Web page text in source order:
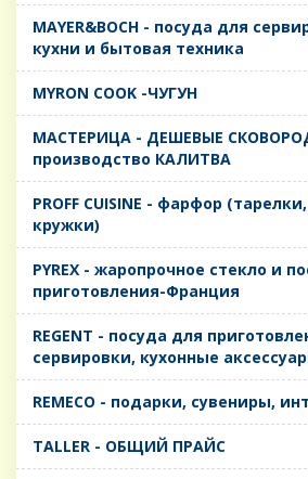
MAYER&BOCH - посуда для
кухни и бытовая техника
MYRON COOK -ЧУГУН
MАСТЕРИЦА - ДЕШЕВЫЕ
производство КАЛИТВА
PROFF CUISINE - фарфор
кружки)
PYREX - жаропрочное стекло и
приготовления-Франция
REGENT - посуда для
сервировки, кухонные
REMECO - подарки, сувениры,
TALLER - ОБЩИЙ ПРАЙС